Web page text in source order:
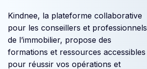
Kindnee, la plateforme collaborative
pour les conseillers et professionnels
de l’immobilier, propose des
formations et ressources accessibles
pour réussir vos opérations et